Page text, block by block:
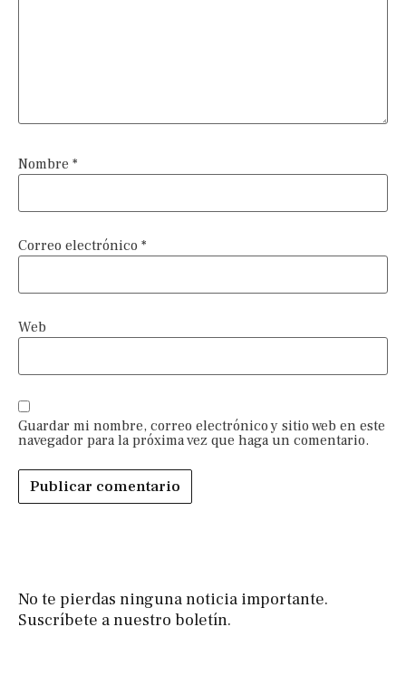
Nombre *
Correo electrónico *
Web
Guardar mi nombre, correo electrónico y sitio web en este
navegador para la próxima vez que haga un comentario.
No te pierdas ninguna noticia importante.
Suscríbete a nuestro boletín.